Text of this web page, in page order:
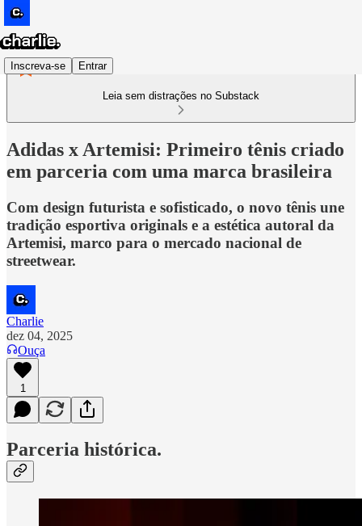
Inscreva-se Entrar
Leia sem distrações no Substack
Adidas x Artemisi: Primeiro tênis criado
em parceria com uma marca brasileira
Com design futurista e sofisticado, o novo tênis une
tradição esportiva originals e a estética autoral da
Artemisi, marco para o mercado nacional de
streetwear.
Charlie
dez 04, 2025
Ouça
1
Parceria histórica.